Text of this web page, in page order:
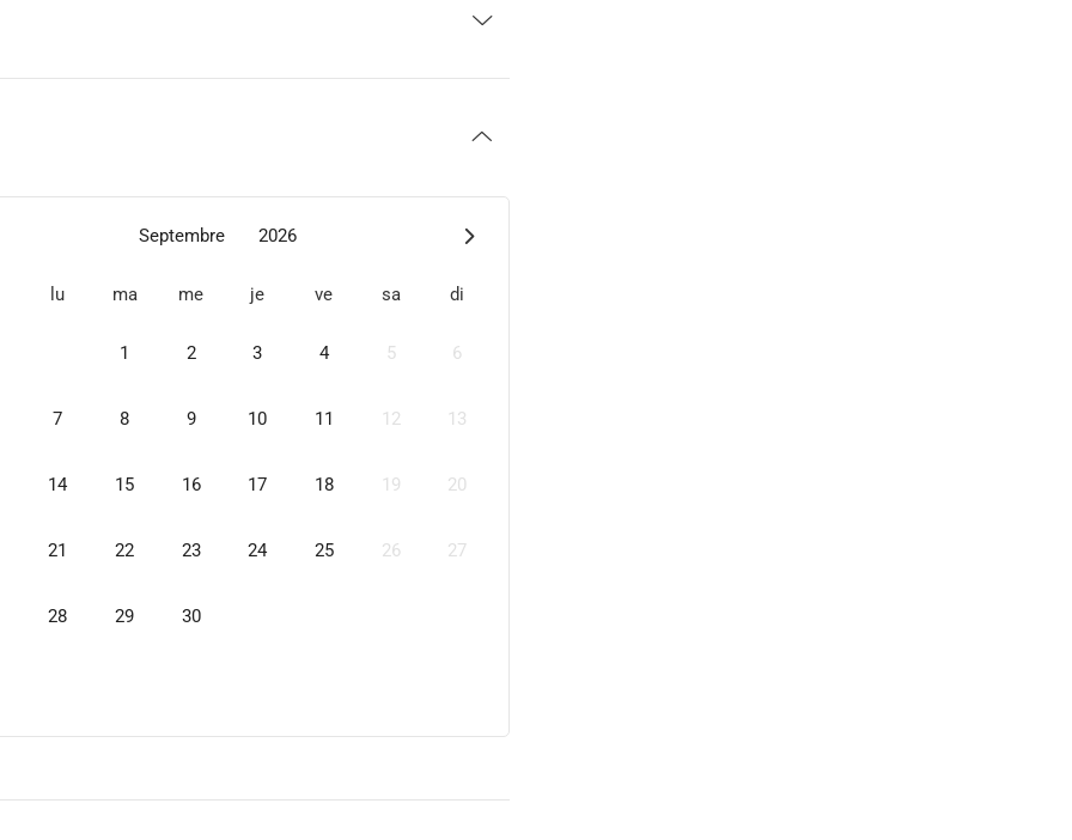
Septembre 2026
lu ma me je ve sa di
1 2 3 4 5 6
7 8 9 10 11 12 13
14 15 16 17 18 19 20
21 22 23 24 25 26 27
28 29 30